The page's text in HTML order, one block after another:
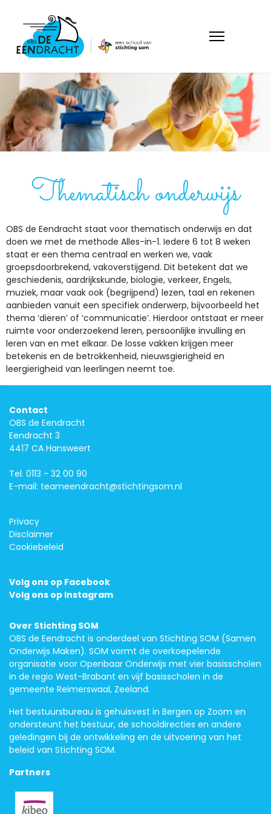
Thematisch onderwijs
OBS de Eendracht staat voor thematisch onderwijs en dat
doen we met de methode Alles-in-1. Iedere 6 tot 8 weken
staat er een thema centraal en werken we, vaak
groepsdoorbrekend, vakoverstijgend. Dit betekent dat we
geschiedenis, aardrijkskunde, biologie, verkeer, Engels,
muziek, maar vaak ook (begrijpend) lezen, taal en rekenen
aanbieden vanuit een specifiek onderwerp, bijvoorbeeld het
thema ‘dieren’ of ‘communicatie’. Hierdoor ontstaat er meer
ruimte voor onderzoekend leren, persoonlijke invulling en
leren van en met elkaar. De losse vakken krijgen meer
betekenis en de betrokkenheid, nieuwsgierigheid en
leergierigheid van leerlingen neemt toe.
Contact
OBS de Eendracht
Eendracht 3
4417 CA Hansweert
Tel. 0113 - 32 00 90
E-mail: teameendracht@stichtingsom.nl
Privacy
Disclaimer
Cookiebeleid
Volg ons op Facebook
Volg ons op Instagram
Over Stichting SOM
OBS de Eendracht is onderdeel van Stichting SOM (Samen
Onderwijs Maken). SOM vormt de overkoepelende
organisatie voor Openbaar Onderwijs met vier basisscholen
in de regio West-Brabant en vijf basisscholen in de
gemeente Reimerswaal, Zeeland.
Het bestuursbureau is gehuisvest in Bergen op Zoom en
ondersteunt het bestuur, de schooldirecties en andere
geledingen bij de ontwikkeling en de uitvoering van het
beleid van Stichting SOM.
Partners